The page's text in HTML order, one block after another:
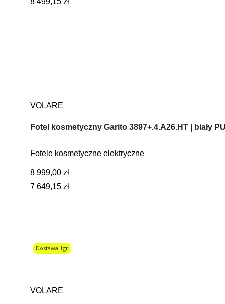
VOLARE
Fotel kosmetyczny Garito 3897+.4.A26.HT | biały
Fotele kosmetyczne elektryczne
8 999,00 zł
7 649,15 zł
Dostawa 1gr
VOLARE